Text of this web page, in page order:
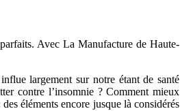
Avec La Manufacture de Haute-
largement sur notre étant de santé
contre l’insomnie ? Comment mieux
éléments encore jusque là considérés